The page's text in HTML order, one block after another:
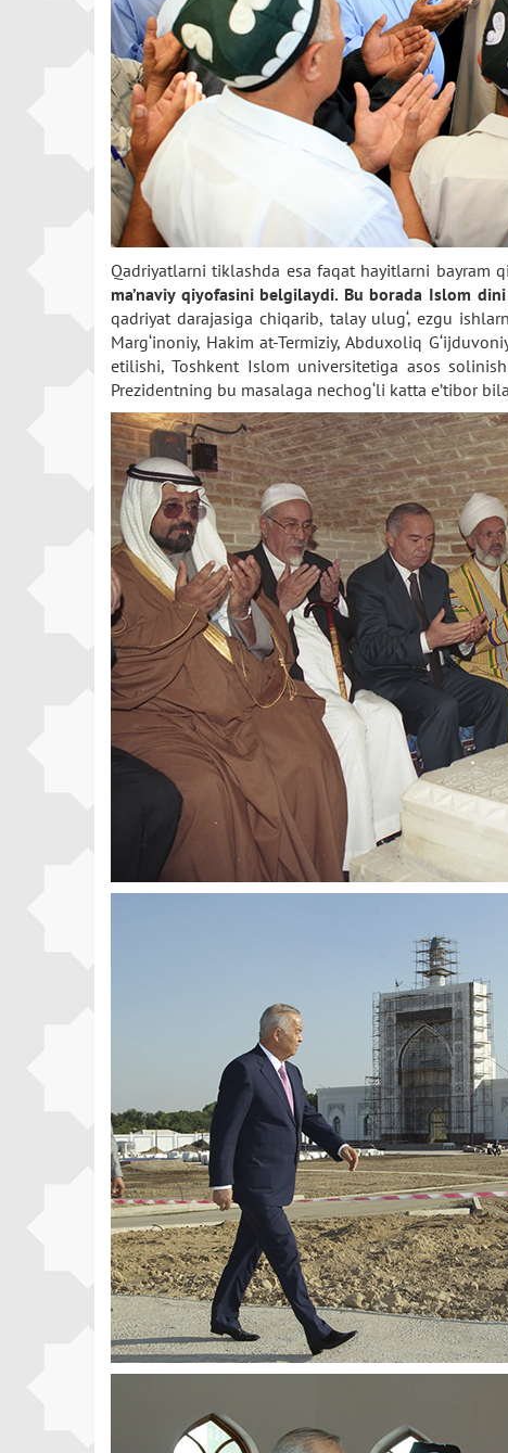
Qadriyatlarni tiklashda esa faqat hayitlarni bayram
ma’naviy qiyofasini belgilaydi. Bu borada Islom
qadriyat darajasiga chiqarib, talay ulug‘, ezgu
Marg‘inoniy, Hakim at-Termiziy, Abduxoliq
etilishi, Toshkent Islom universitetiga asos
Prezidentning bu masalaga nechog‘li katta e’tibor